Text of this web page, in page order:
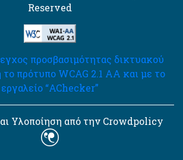
Reserved
προσβασιμότητας δικτυακού
πρότυπο WCAG 2.1 AA και με το
εργαλείο “AChecker”
Υλοποίηση από την Crowdpolicy